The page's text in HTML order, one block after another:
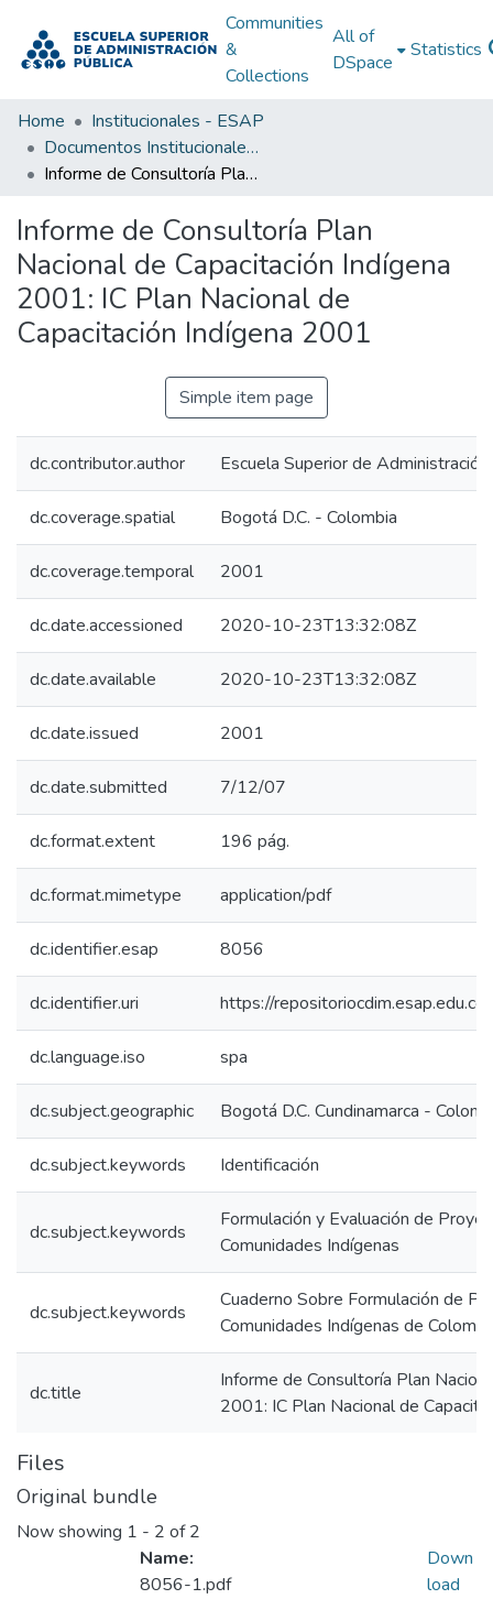
Communities
&
Collections
All of
DSpace
Statistics
Home
Institucionales - ESAP
Documentos Institucionales - ESAP
Informe de Consultoría Plan Nacional de Capacitación Indígena 2001: IC Plan Nacional de Capacitación Indígena 2001
Informe de Consultoría Plan
Nacional de Capacitación Indígena
2001: IC Plan Nacional de
Capacitación Indígena 2001
Simple item page
dc.contributor.author Escuela Superior de
dc.coverage.spatial Bogotá D.C. - Colombia
dc.coverage.temporal 2001
dc.date.accessioned 2020-10-23T13:32:08Z
dc.date.available 2020-10-23T13:32:08Z
dc.date.issued 2001
dc.date.submitted 7/12/07
dc.format.extent 196 pág.
dc.format.mimetype application/pdf
dc.identifier.esap 8056
dc.identifier.uri https://
dc.language.iso spa
dc.subject.geographic Bogotá D.C. Cundinamarca -
dc.subject.keywords Identificación
dc.subject.keywords
Formulación y Evaluación de
Comunidades Indígenas
dc.subject.keywords
Cuaderno Sobre Formulación de
Comunidades Indígenas de
dc.title
Informe de Consultoría Plan
2001: IC Plan Nacional de
Files
Original bundle
Now showing 1 - 2 of 2
Name:
8056-1.pdf
Down
load